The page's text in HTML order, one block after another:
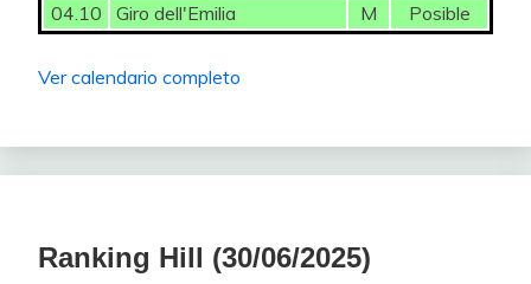
04.10
Giro dell'Emilia M Posible
Ver calendario completo
Ranking Hill (30/06/2025)